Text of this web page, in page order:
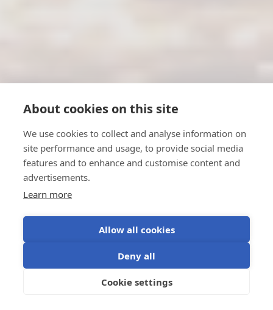
About cookies on this site
We use cookies to collect and analyse information on
site performance and usage, to provide social media
features and to enhance and customise content and
advertisements.
Learn more
Allow all cookies
Deny all
Cookie settings